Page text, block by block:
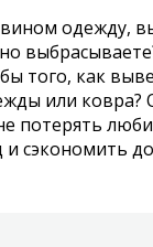
одежду,
того, как
или ковра?
потерять
и сэкономить